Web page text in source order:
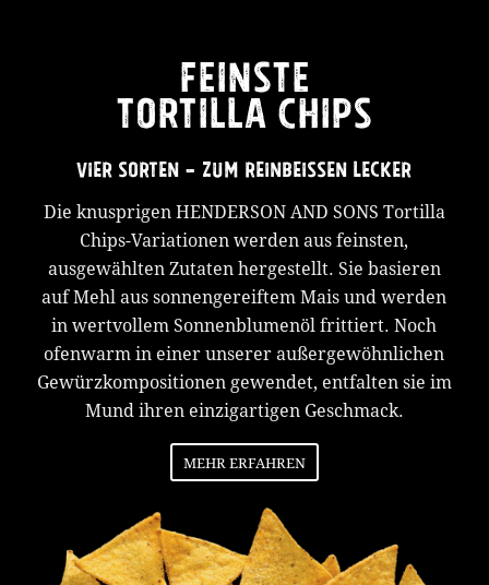
FEINSTE
TORTILLA CHIPS
VIER SORTEN – ZUM REINBEISSEN LECKER
Die knusprigen HENDERSON AND SONS Tortilla
Chips-Variationen werden aus feinsten,
ausgewählten Zutaten hergestellt. Sie basieren
auf Mehl aus sonnengereiftem Mais und werden
in wertvollem Sonnenblumenöl frittiert. Noch
ofenwarm in einer unserer außergewöhnlichen
Gewürzkompositionen gewendet, entfalten sie im
Mund ihren einzigartigen Geschmack.
MEHR ERFAHREN